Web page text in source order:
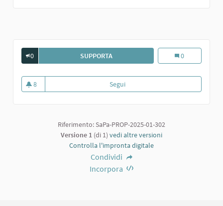
0 SUPPORTASALA STUDIO. Sala studio.
0
8
8 sostenitori
Segui
Riferimento: SaPa-PROP-2025-01-302
Versione 1 (di 1) vedi altre versioni
Controlla l'impronta digitale
Condividi
Incorpora